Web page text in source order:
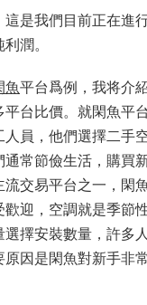
是我們目前正在
潤。
魚平台爲例，我将介
台比價。就閑魚
員，他們選擇二
常節儉生活，購
交易平台之一，閑
迎，空調就是季
擇安裝數量，許
因是閑魚對新手